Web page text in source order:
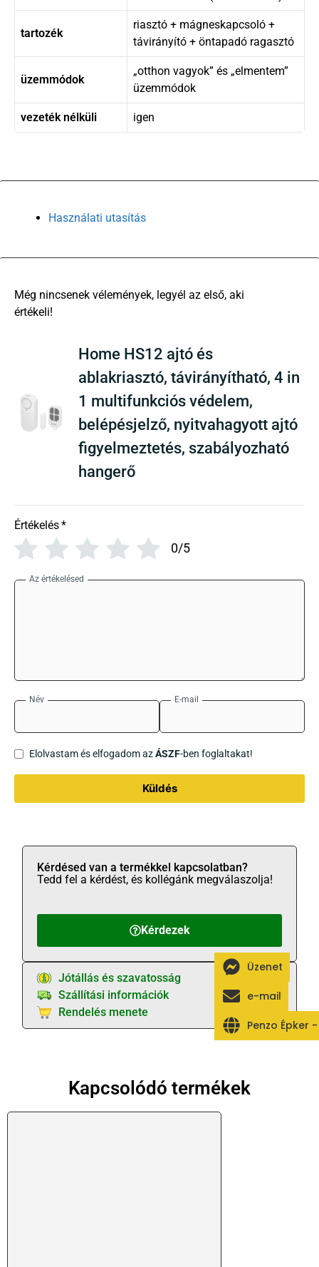
tartozék
riasztó + mágneskapcsoló +
távirányító + öntapadó ragasztó
üzemmódok
„otthon vagyok” és „elmentem”
üzemmódok
vezeték nélküli igen
Használati utasítás
Home HS12 ajtó és
ablakriasztó, távirányítható, 4 in
1 multifunkciós védelem,
belépésjelző, nyitvahagyott ajtó
figyelmeztetés, szabályozható
hangerő
Értékelés*
0/5
Az értékelésed
Név E-mail
Elolvastam és elfogadom azÁSZF-ben foglaltakat!
Küldés
Kérdezek
Kérdésed van a termékkel kapcsolatban?
Tedd fel a kérdést, és kollégánk megválaszolja!
Jótállás és szavatosság
Szállítási információk
Rendelés menete
Kapcsolódó termékek
Üzenet
e-mail
Penzo Épker